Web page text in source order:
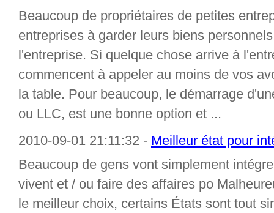
Beaucoup de propriétaires de petites
entreprises à garder leurs biens
l'entreprise. Si quelque chose arrive à
commencent à appeler au moins de vos
la table. Pour beaucoup, le démarrage
ou LLC, est une bonne option et ...
2010-09-01 21:11:32 - Meilleur état pour
Beaucoup de gens vont simplement
vivent et / ou faire des affaires po
le meilleur choix, certains États sont tout